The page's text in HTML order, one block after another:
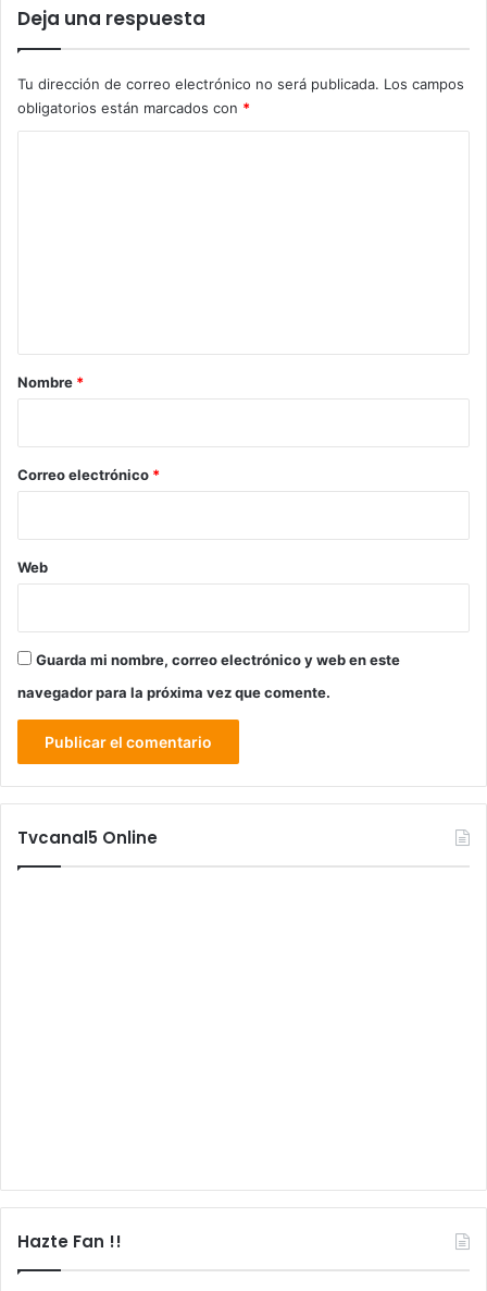
Deja una respuesta
Tu dirección de correo electrónico no será publicada. Los campos
obligatorios están marcados con *
r
*
Nombre *
Correo electrónico *
Web
Guarda mi nombre, correo electrónico y web en este
navegador para la próxima vez que comente.
Tvcanal5 Online
Hazte Fan !!